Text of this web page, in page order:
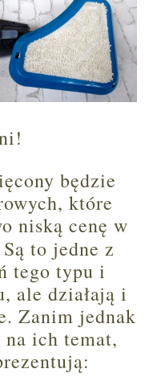
będzie
które
niską cenę w
to jedne z
tego typu i
ale działają i
Zanim jednak
ich temat,